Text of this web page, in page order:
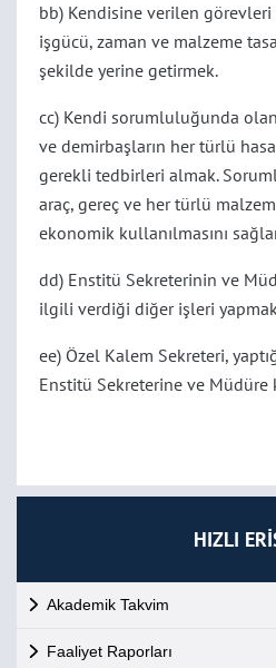
HIZLI
Akademik Takvim
Faaliyet Raporları
bb) Kendisine verilen görevleri
işgücü, zaman ve malzeme
şekilde yerine getirmek.
cc) Kendi sorumluluğunda
ve demirbaşların her türlü
gerekli tedbirleri almak.
araç, gereç ve her türlü
ekonomik kullanılmasını
dd) Enstitü Sekreterinin ve
ilgili verdiği diğer işleri
ee) Özel Kalem Sekreteri,
Enstitü Sekreterine ve Müdüre